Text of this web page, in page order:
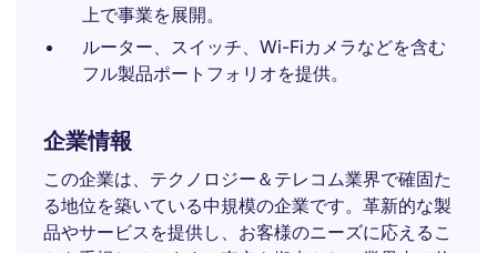
上で事業を展開。
ルーター、スイッチ、Wi-Fiカメラなどを含む
フル製品ポートフォリオを提供。
企業情報
この企業は、テクノロジー＆テレコム業界で確固た
る地位を築いている中規模の企業です。革新的な製
品やサービスを提供し、お客様のニーズに応えるこ